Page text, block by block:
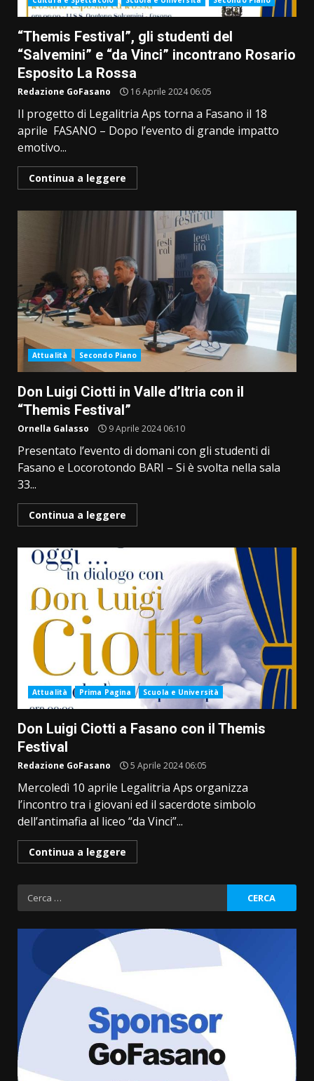
“Themis Festival”, gli studenti del
“Salvemini” e “da Vinci” incontrano Rosario
Esposito La Rossa
Redazione GoFasano 16 Aprile 2024 06:05
Il progetto di Legalitria Aps torna a Fasano il 18
aprile FASANO – Dopo l’evento di grande impatto
emotivo...
Continua a leggere
Attualità Secondo Piano
Don Luigi Ciotti in Valle d’Itria con il
“Themis Festival”
Ornella Galasso 9 Aprile 2024 06:10
Presentato l’evento di domani con gli studenti di
Fasano e Locorotondo BARI – Si è svolta nella sala
33...
Continua a leggere
Attualità Prima Pagina Scuola e Università
Don Luigi Ciotti a Fasano con il Themis
Festival
Redazione GoFasano 5 Aprile 2024 06:05
Mercoledì 10 aprile Legalitria Aps organizza
l’incontro tra i giovani ed il sacerdote simbolo
dell’antimafia al liceo “da Vinci”...
Continua a leggere
Ricerca
per:
3
Fasanese ferito a colpi di arma
da fuoco
6 Agosto 2026 18:13